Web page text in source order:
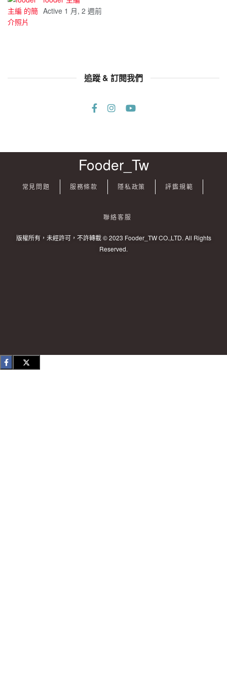
Active 1 月, 2 週前
追蹤 & 訂閱我們
Fooder_Tw
常見問題 服務條款 隱私政策 評鑑規範
聯絡客服
版權所有，未經許可，不許轉載 © 2023 Fooder_TW CO.,LTD. All Rights
Reserved.